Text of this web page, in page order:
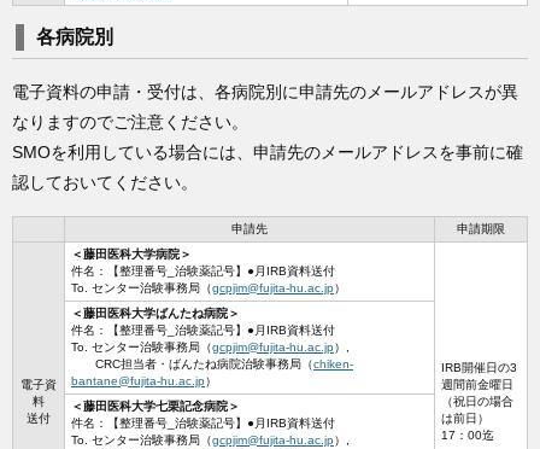
各病院別
電子資料の申請・受付は、各病院別に申請先のメールアドレスが異
なりますのでご注意ください。
SMOを利用している場合には、申請先のメールアドレスを事前に確
認しておいてください。
申請先 申請期限
電子資
料
送付
＜藤田医科大学病院＞
件名：【整理番号_治験薬記号】●月IRB資料送付
To. センター治験事務局（gcpjim@fujita-hu.ac.jp）
IRB開催日の3
週間前金曜日
（祝日の場合
は前日）
17：00迄
＜藤田医科大学ばんたね病院＞
件名：【整理番号_治験薬記号】●月IRB資料送付
To. センター治験事務局（gcpjim@fujita-hu.ac.jp）,
CRC担当者・ばんたね病院治験事務局（chiken-
bantane@fujita-hu.ac.jp）
＜藤田医科大学七栗記念病院＞
件名：【整理番号_治験薬記号】●月IRB資料送付
To. センター治験事務局（gcpjim@fujita-hu.ac.jp）,